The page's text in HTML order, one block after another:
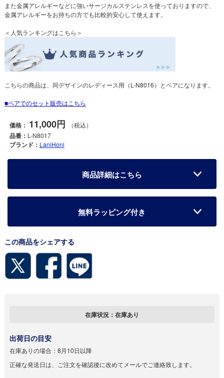
また金属アレルギーなどに強いサージカルステンレスを使っておりますので、
金属アレルギーをお持ちの方でも比較的安心して使えます。
＜人気ランキングはこちら＞
こちらの商品は、同デザインのレディース用（L-N8016）とペアになります。
ペアでのセット販売はこちら
価格： 11,000円 （税込）
品番： L-N8017
ブランド： LaniHoni
商品詳細はこちら
無料ラッピング付き
この商品をシェアする
在庫状況： 在庫あり
出荷日の目安
在庫ありの場合： 8月10日以降
正確な発送日は、ご注文を確認後に改めてメールでご連絡致します。